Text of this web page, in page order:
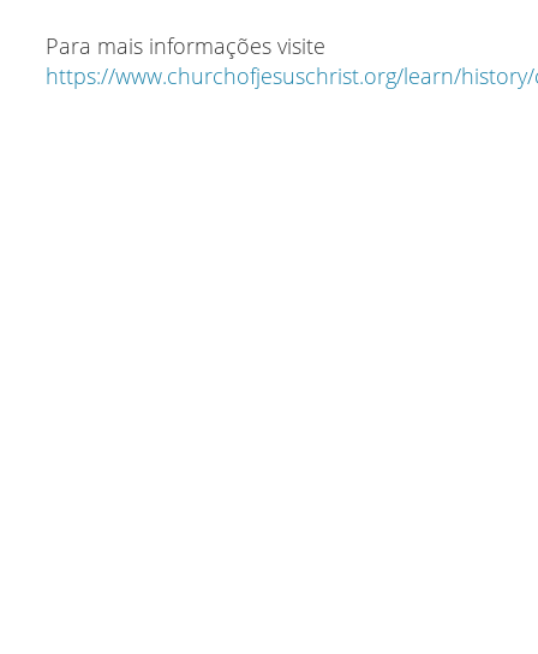
Para mais informações visite
https://www.churchofjesuschrist.org/learn/